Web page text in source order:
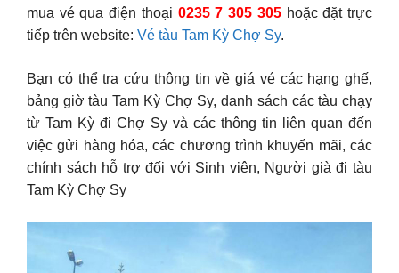
mua vé qua điện thoại 0235 7 305 305hoặc đặt trực
tiếp trên website: Vé tàu Tam Kỳ Chợ Sy.
Bạn có thể tra cứu thông tin về giá vé các hạng ghế,
bảng giờ tàu Tam Kỳ Chợ Sy, danh sách các tàu chạy
từ Tam Kỳ đi Chợ Sy và các thông tin liên quan đến
việc gửi hàng hóa, các chương trình khuyến mãi, các
chính sách hỗ trợ đối với Sinh viên, Người già đi tàu
Tam Kỳ Chợ Sy